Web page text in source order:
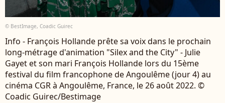
© BestImage, Coadic Guirec
Info - François Hollande prête sa voix dans le prochain
long-métrage d'animation "Silex and the City" - Julie
Gayet et son mari François Hollande lors du 15ème
festival du film francophone de Angoulême (jour 4) au
cinéma CGR à Angoulême, France, le 26 août 2022. ©
Coadic Guirec/Bestimage